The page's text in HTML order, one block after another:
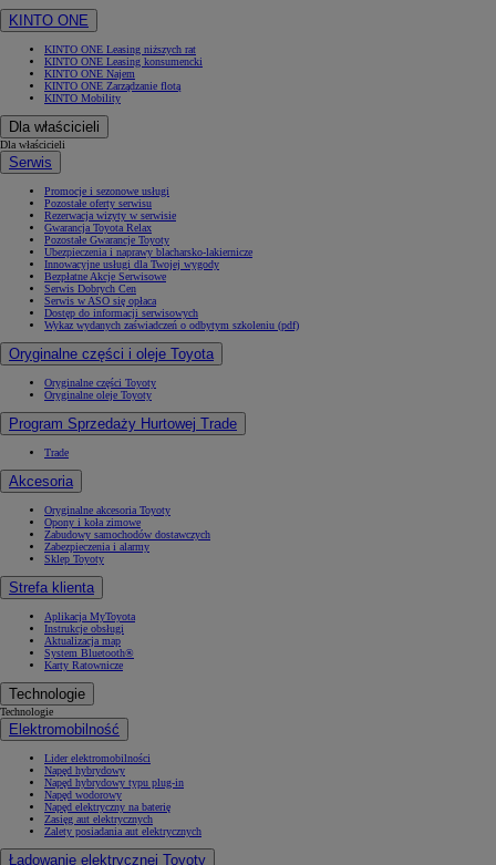
KINTO ONE
KINTO ONE Leasing niższych rat
KINTO ONE Leasing konsumencki
KINTO ONE Najem
KINTO ONE Zarządzanie flotą
KINTO Mobility
Dla właścicieli
Dla właścicieli
Serwis
Promocje i sezonowe usługi
Pozostałe oferty serwisu
Rezerwacja wizyty w serwisie
Gwarancja Toyota Relax
Pozostałe Gwarancje Toyoty
Ubezpieczenia i naprawy blacharsko-lakiernicze
Innowacyjne usługi dla Twojej wygody
Bezpłatne Akcje Serwisowe
Serwis Dobrych Cen
Serwis w ASO się opłaca
Dostęp do informacji serwisowych
Wykaz wydanych zaświadczeń o odbytym szkoleniu (pdf)
Oryginalne części i oleje Toyota
Oryginalne części Toyoty
Oryginalne oleje Toyoty
Program Sprzedaży Hurtowej Trade
Trade
Akcesoria
Oryginalne akcesoria Toyoty
Opony i koła zimowe
Zabudowy samochodów dostawczych
Zabezpieczenia i alarmy
Sklep Toyoty
Strefa klienta
Aplikacja MyToyota
Instrukcje obsługi
Aktualizacja map
System Bluetooth®
Karty Ratownicze
Technologie
Technologie
Elektromobilność
Lider elektromobilności
Napęd hybrydowy
Napęd hybrydowy typu plug-in
Napęd wodorowy
Napęd elektryczny na baterię
Zasięg aut elektrycznych
Zalety posiadania aut elektrycznych
Ładowanie elektrycznej Toyoty